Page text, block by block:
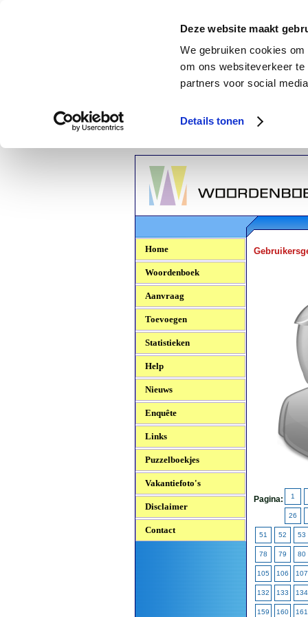
Deze website maakt
We gebruiken cookies
om ons websiteverkeer
partners voor social
Details tonen
Woordenboek.NU
Home
Woordenboek
Aanvraag
Toevoegen
Statistieken
Help
Nieuws
Enquête
Links
Puzzelboekjes
Vakantiefoto's
Disclaimer
Contact
Pagina: 1
26
51 52 53
78 79 80
105 106 107
132 133 134
159 160 161